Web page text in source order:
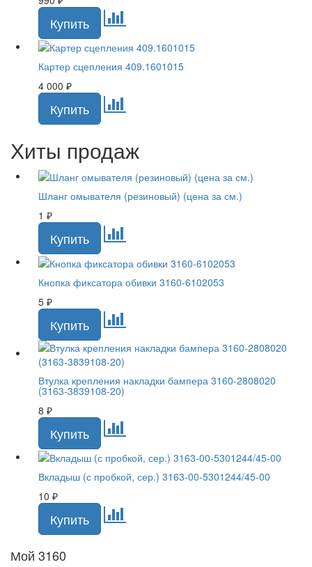
Картер сцепления 409.1601015
4 000 ₽
Хиты продаж
Шланг омывателя (резиновый) (цена за см.)
1 ₽
Кнопка фиксатора обивки 3160-6102053
5 ₽
Втулка крепления накладки бампера 3160-2808020
(3163-3839108-20)
8 ₽
Вкладыш (с пробкой, сер.) 3163-00-5301244/45-00
10 ₽
Мой 3160